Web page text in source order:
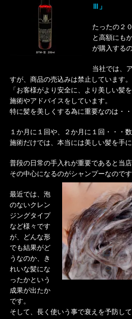
Ⅲ」
たったの２
と高額にも
が購入する
当社では、
すが、商品の売込みは禁止しています。
「お客様がより安全に、より美しい髪
施術やアドバイスをしています。
特に髪を美しくする為に重要なのは・・
１か月に１回や、２か月に１回・・・
施術だけでは、本当には美しい髪を手
普段の日常の手入れが重要であると当
その中心になるのがシャンプーなのです
最近では、泡
のないクレン
ジングタイプ
など様々です
が、どんな形
でも結果がど
うなのか、き
れいな髪にな
ったかという
成果が出たか
です。
そして、長く使いう事で衰えを予防し